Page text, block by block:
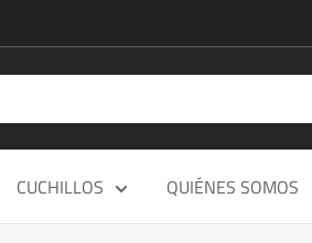
CUCHILLOS QUIÉNES SOMOS